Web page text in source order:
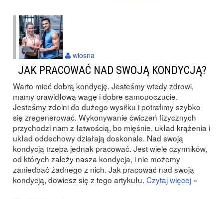
JAK PRACOWAĆ NAD SWOJĄ KONDYCJĄ?
Warto mieć dobrą kondycję. Jesteśmy wtedy zdrowi,
mamy prawidłową wagę i dobre samopoczucie.
Jesteśmy zdolni do dużego wysiłku i potrafimy szybko
się zregenerować. Wykonywanie ćwiczeń fizycznych
przychodzi nam z łatwością, bo mięśnie, układ krążenia i
układ oddechowy działają doskonale. Nad swoją
kondycją trzeba jednak pracować. Jest wiele czynników,
od których zależy nasza kondycja, i nie możemy
zaniedbać żadnego z nich. Jak pracować nad swoją
kondycją, dowiesz się z tego artykułu. Czytaj więcej »
wiosna